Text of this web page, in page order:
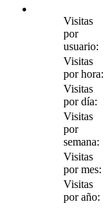
Visitas
por
usuario:
Visitas
por hora:
Visitas
por día:
Visitas
por
semana:
Visitas
por mes:
Visitas
por año: